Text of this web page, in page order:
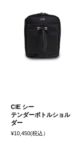
CIE シー
テンダーボトルショル
ダー
¥10,450(税込）